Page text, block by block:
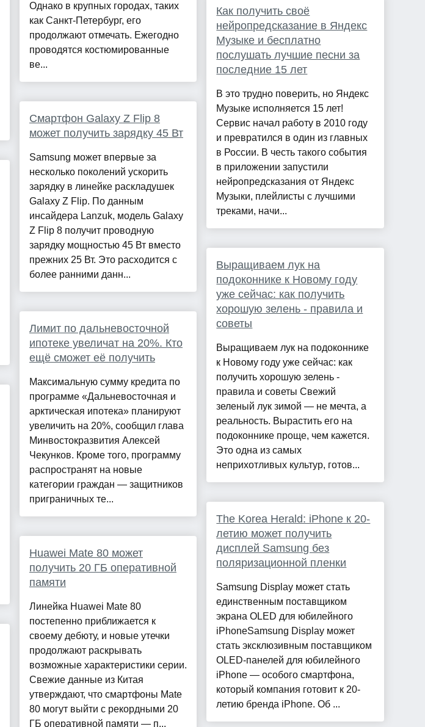
Однако в крупных городах, таких
как Санкт-Петербург, его
продолжают отмечать. Ежегодно
проводятся костюмированные
ве...
Смартфон Galaxy Z Flip 8
может получить зарядку 45 Вт
Samsung может впервые за
несколько поколений ускорить
зарядку в линейке раскладушек
Galaxy Z Flip. По данным
инсайдера Lanzuk, модель Galaxy
Z Flip 8 получит проводную
зарядку мощностью 45 Вт вместо
прежних 25 Вт. Это расходится с
более ранними данн...
Лимит по дальневосточной
ипотеке увеличат на 20%. Кто
ещё сможет её получить
Максимальную сумму кредита по
программе «Дальневосточная и
арктическая ипотека» планируют
увеличить на 20%, сообщил глава
Минвостокразвития Алексей
Чекунков. Кроме того, программу
распространят на новые
категории граждан — защитников
приграничных те...
Huawei Mate 80 может
получить 20 ГБ оперативной
памяти
Линейка Huawei Mate 80
постепенно приближается к
своему дебюту, и новые утечки
продолжают раскрывать
возможные характеристики серии.
Свежие данные из Китая
утверждают, что смартфоны Mate
80 могут выйти с рекордными 20
ГБ оперативной памяти — п...
Как получить своё
нейропредсказание в Яндекс
Музыке и бесплатно
послушать лучшие песни за
последние 15 лет
В это трудно поверить, но Яндекс
Музыке исполняется 15 лет!
Сервис начал работу в 2010 году
и превратился в один из главных
в России. В честь такого события
в приложении запустили
нейропредсказания от Яндекс
Музыки, плейлисты с лучшими
треками, начи...
Выращиваем лук на
подоконнике к Новому году
уже сейчас: как получить
хорошую зелень - правила и
советы
Выращиваем лук на подоконнике
к Новому году уже сейчас: как
получить хорошую зелень -
правила и советы Свежий
зеленый лук зимой — не мечта, а
реальность. Вырастить его на
подоконнике проще, чем кажется.
Это одна из самых
неприхотливых культур, готов...
The Korea Herald: iPhone к 20-
летию может получить
дисплей Samsung без
поляризационной пленки
Samsung Display может стать
единственным поставщиком
экрана OLED для юбилейного
iPhoneSamsung Display может
стать эксклюзивным поставщиком
OLED-панелей для юбилейного
iPhone — особого смартфона,
который компания готовит к 20-
летию бренда iPhone. Об ...